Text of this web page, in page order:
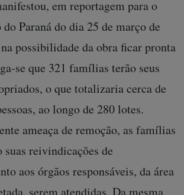
em reportagem para o
Paraná do dia 25 de março de
possibilidade da obra ficar pronta
se que 321 famílias terão seus
o que totalizaria cerca de
ao longo de 280 lotes.
ameaça de remoção, as famílias
suas reivindicações de
aos órgãos responsáveis, da área